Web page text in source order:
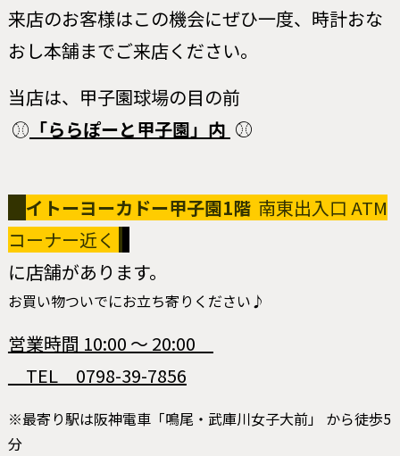
来店のお客様はこの機会にぜひ一度、時計おな
おし本舗までご来店ください。
当店は、甲子園球場の目の前
⚾ 「ららぽーと甲子園」内 ⚾
イトーヨーカドー甲子園1階南東出入口 ATM
コーナー近く
に店舗があります。
お買い物ついでにお立ち寄りください♪
営業時間 10:00 ～ 20:00
TEL 0798-39-7856
※最寄り駅は阪神電車「鳴尾・武庫川女子大前」 から徒歩5
分